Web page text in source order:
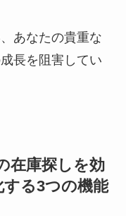
あなたの貴重な
長を阻害してい
在庫探しを効
する3つの機能